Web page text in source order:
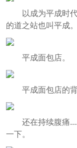
以成为平成时
的道之站也叫平成。
平成面包店。
平成面包店的
还在持续腹痛
一下。